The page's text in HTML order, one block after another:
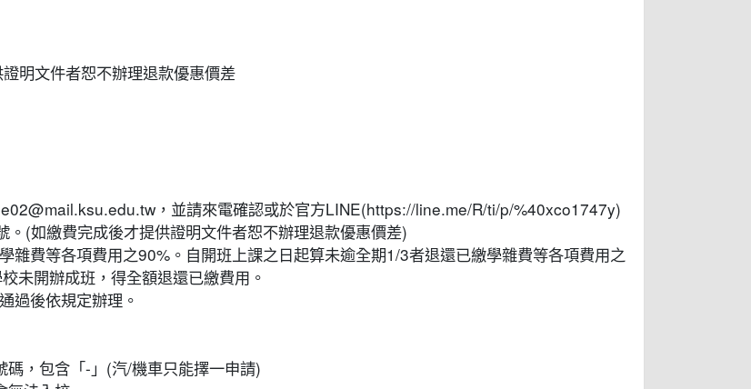
明文件者恕不辦理退款優惠價差
，並請來電確認或於官方LINE(https://line.me/R/ti/p/%40xco1747y)
(如繳費完成後才提供證明文件者恕不辦理退款優惠價差)
雜費等各項費用之90%。自開班上課之日起算未逾全期1/3者退還已繳學雜費等各項費用之
未開辦成班，得全額退還已繳費用。
過後依規定辦理。
，包含「-」(汽/機車只能擇一申請)